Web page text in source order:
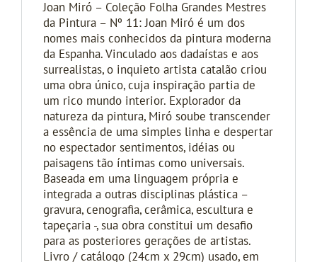
Joan Miró – Coleção Folha Grandes Mestres
da Pintura – Nº 11: Joan Miró é um dos
nomes mais conhecidos da pintura moderna
da Espanha. Vinculado aos dadaístas e aos
surrealistas, o inquieto artista catalão criou
uma obra único, cuja inspiração partia de
um rico mundo interior. Explorador da
natureza da pintura, Miró soube transcender
a essência de uma simples linha e despertar
no espectador sentimentos, idéias ou
paisagens tão íntimas como universais.
Baseada em uma linguagem própria e
integrada a outras disciplinas plástica –
gravura, cenografia, cerâmica, escultura e
tapeçaria -, sua obra constitui um desafio
para as posteriores gerações de artistas.
Livro / catálogo (24cm x 29cm) usado, em